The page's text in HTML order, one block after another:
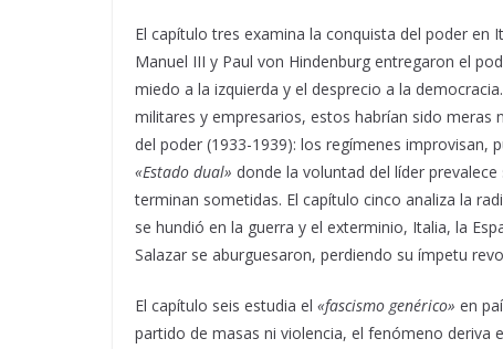
El capítulo tres examina la conquista del poder en
Manuel III y Paul von Hindenburg entregaron el
miedo a la izquierda y el desprecio a la
militares y empresarios, estos habrían sido meras
del poder (1933-1939): los regímenes improvisan,
«Estado dual» donde la voluntad del líder
terminan sometidas. El capítulo cinco analiza la
se hundió en la guerra y el exterminio, Italia, la
Salazar se aburguesaron, perdiendo su ímpetu
El capítulo seis estudia el «fascismo genérico» en
partido de masas ni violencia, el fenómeno deriva